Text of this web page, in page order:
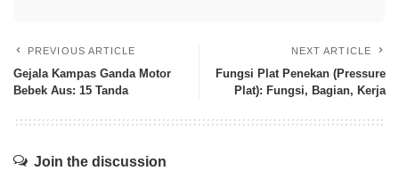
PREVIOUS ARTICLE
Gejala Kampas Ganda Motor
Bebek Aus: 15 Tanda
NEXT ARTICLE
Fungsi Plat Penekan (Pressure
Plat): Fungsi, Bagian, Kerja
Join the discussion